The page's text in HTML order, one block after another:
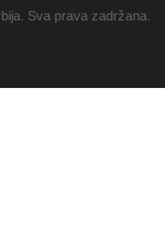
Sva prava zadržana.